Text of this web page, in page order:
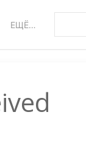
ЕЩЁ…